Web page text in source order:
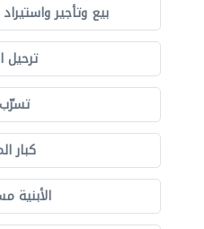
بيع وتأجير
ترحيل
كبار
الأبنية